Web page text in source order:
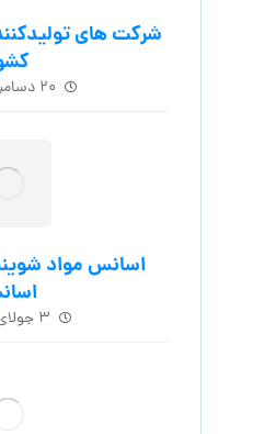
شرکت های
۲۰ دسامبر, ۲۰۲۳
اسانس مواد
۳ جولای, ۲۰۲۴